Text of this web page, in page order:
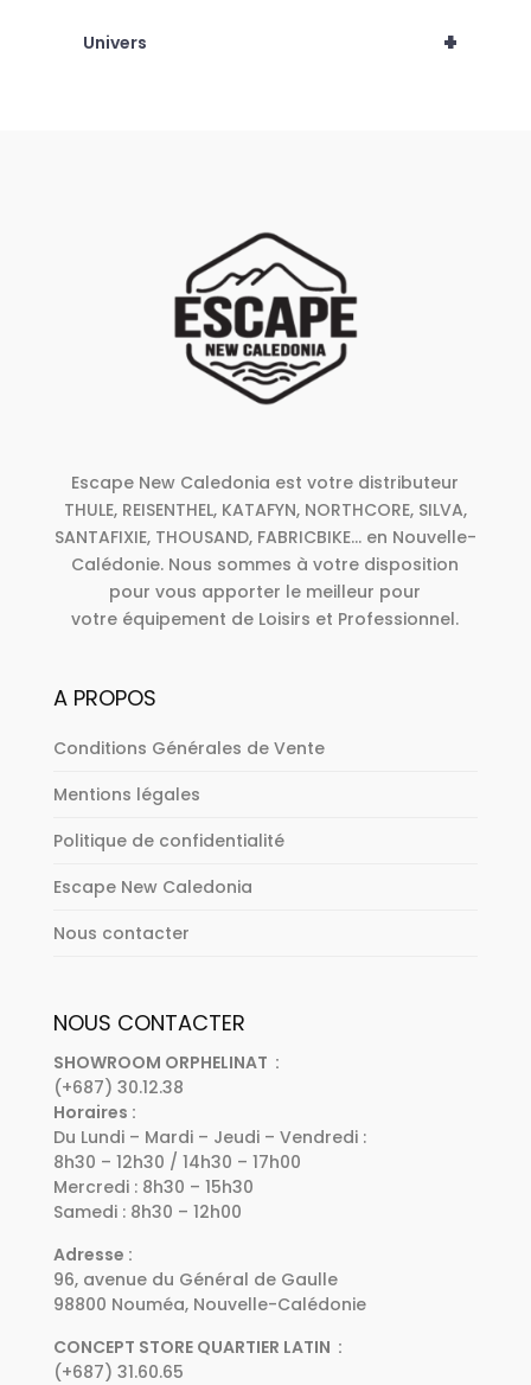
+
Univers
Escape New Caledonia est votre distributeur
THULE, REISENTHEL, KATAFYN, NORTHCORE, SILVA,
SANTAFIXIE, THOUSAND, FABRICBIKE... en Nouvelle-
Calédonie. Nous sommes à votre disposition
pour vous apporter le meilleur pour
votre équipement de Loisirs et Professionnel.
A PROPOS
Conditions Générales de Vente
Mentions légales
Politique de confidentialité
Escape New Caledonia
Nous contacter
NOUS CONTACTER
SHOWROOM ORPHELINAT :
(+687) 30.12.38
Horaires :
Du Lundi – Mardi – Jeudi – Vendredi :
8h30 – 12h30 / 14h30 – 17h00
Mercredi : 8h30 – 15h30
Samedi : 8h30 – 12h00
Adresse :
96, avenue du Général de Gaulle
98800 Nouméa, Nouvelle-Calédonie
CONCEPT STORE QUARTIER LATIN :
(+687) 31.60.65